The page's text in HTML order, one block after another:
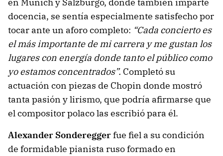
docencia, se sentía especialmente satisfecho por
tocar ante un aforo completo: “Cada concierto es
el más importante de mi carrera y me gustan los
lugares con energía donde tanto el público como
yo estamos concentrados”. Completó su
actuación con piezas de Chopin donde mostró
tanta pasión y lirismo, que podría afirmarse que
el compositor polaco las escribió para él.
Alexander Sondereggerfue fiel a su condición
de formidable pianista ruso formado en